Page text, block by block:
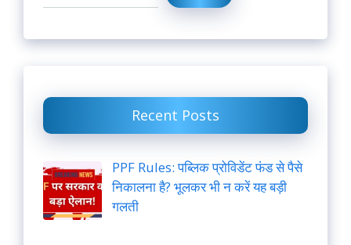
Recent Posts
PPF Rules: पब्लिक प्रोविडेंट फंड से पैसे
निकालना है? भूलकर भी न करें यह बड़ी
गलती